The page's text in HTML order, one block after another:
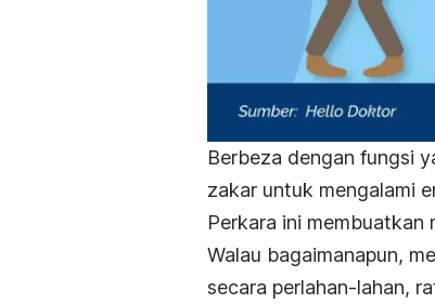
Berbeza dengan fungsi
zakar untuk mengalami
Perkara ini membuatkan
Walau bagaimanapun,
secara perlahan-lahan,